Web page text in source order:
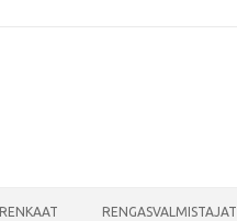
RENGASVALMISTAJAT